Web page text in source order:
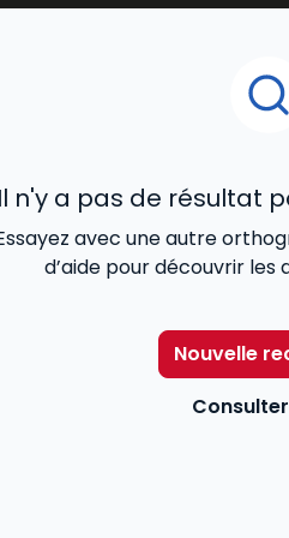
Il n'y a pas de résultat
avec une autre
d’aide pour découvrir
Nouvelle